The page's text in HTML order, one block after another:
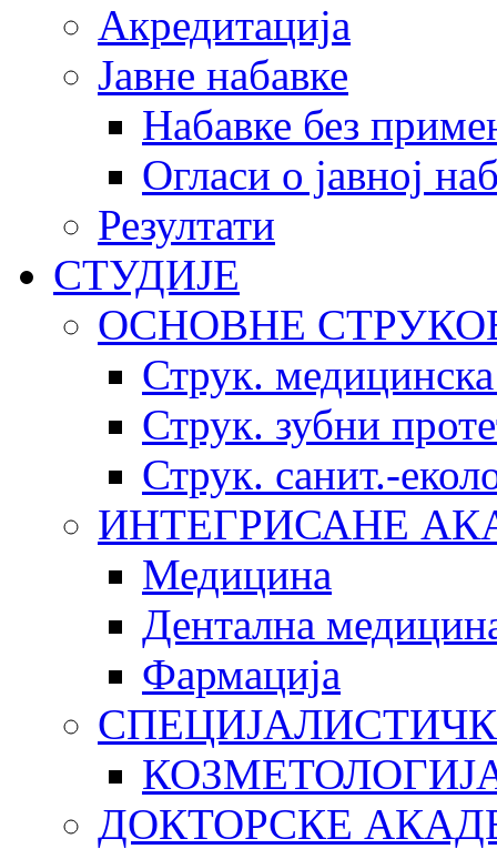
Акредитација
Јавне набавке
Набавке без
Огласи о јавној
Резултати
СТУДИЈЕ
ОСНОВНЕ
Струк. медицинска
Струк. зубни
Струк. санит.-
ИНТЕГРИСАНЕ
Медицина
Дентална
Фармација
ДОКТОРСКЕ